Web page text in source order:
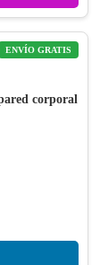
ENVÍO GRATIS
corporal